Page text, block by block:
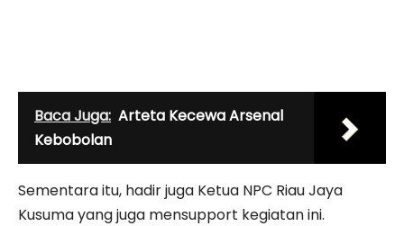
Baca Juga: Arteta Kecewa Arsenal
Kebobolan
Sementara itu, hadir juga Ketua NPC Riau Jaya
Kusuma yang juga mensupport kegiatan ini.